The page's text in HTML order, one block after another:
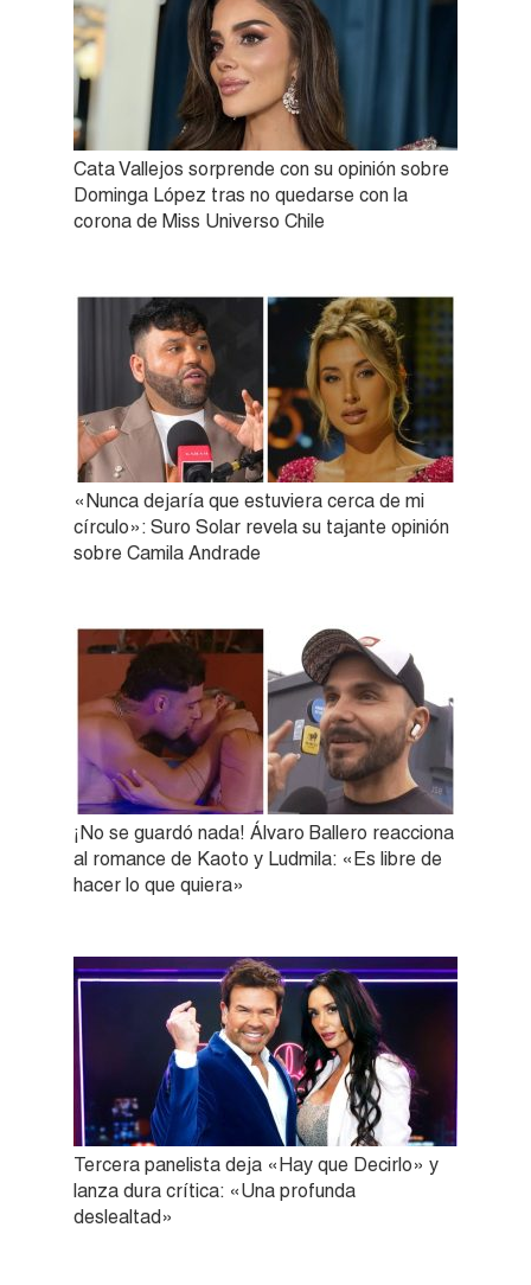
Cata Vallejos sorprende con su opinión sobre
Dominga López tras no quedarse con la
corona de Miss Universo Chile
«Nunca dejaría que estuviera cerca de mi
círculo»: Suro Solar revela su tajante opinión
sobre Camila Andrade
¡No se guardó nada! Álvaro Ballero reacciona
al romance de Kaoto y Ludmila: «Es libre de
hacer lo que quiera»
Tercera panelista deja «Hay que Decirlo» y
lanza dura crítica: «Una profunda
deslealtad»